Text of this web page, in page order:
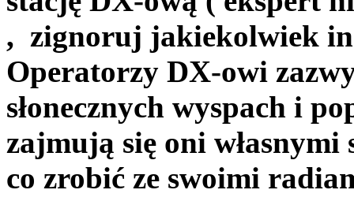
, zignoruj jakiekolwiek
Operatorzy DX-owi
słonecznych wyspach i
zajmują się oni
co zrobić ze swoimi